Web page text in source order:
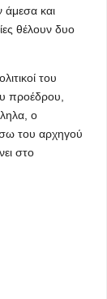
άμεσα και
θέλουν δυο
του
προέδρου,
ο
του αρχηγού
στο